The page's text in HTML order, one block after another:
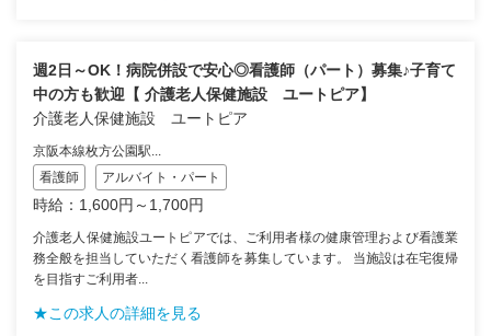
週2日～OK！病院併設で安心◎看護師（パート）募集♪子育て
中の方も歓迎【 介護老人保健施設 ユートピア】
介護老人保健施設 ユートピア
京阪本線枚方公園駅...
看護師
アルバイト・パート
時給：1,600円～1,700円
介護老人保健施設ユートピアでは、ご利用者様の健康管理および看護業
務全般を担当していただく看護師を募集しています。 当施設は在宅復帰
を目指すご利用者...
★この求人の詳細を見る